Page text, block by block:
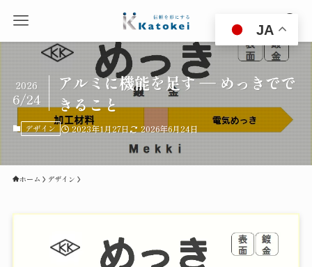
アルミに機能を足す ― めっきでで
きること
2026
6/24
デザイン 2023年1月27日 2026年6月24日
ホーム デザイン
JA